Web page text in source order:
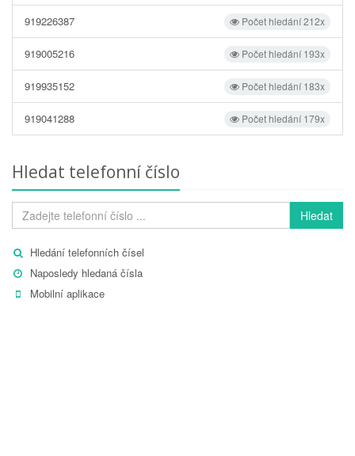
Počet hledání 212x
919226387
Počet hledání 193x
919005216
Počet hledání 183x
919935152
Počet hledání 179x
919041288
Hledat telefonní číslo
Hledat
Hledání telefonních čísel
Naposledy hledaná čísla
Mobilní aplikace